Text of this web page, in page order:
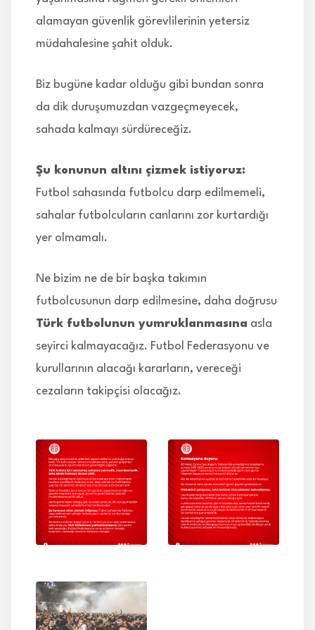
alamayan güvenlik görevlilerinin yetersiz
müdahalesine şahit olduk.
Biz bugüne kadar olduğu gibi bundan sonra
da dik duruşumuzdan vazgeçmeyecek,
sahada kalmayı sürdüreceğiz.
Şu konunun altını çizmek istiyoruz:
Futbol sahasında futbolcu darp edilmemeli,
sahalar futbolcuların canlarını zor kurtardığı
yer olmamalı.
Ne bizim ne de bir başka takımın
futbolcusunun darp edilmesine, daha doğrusu
Türk futbolunun yumruklanmasına asla
seyirci kalmayacağız. Futbol Federasyonu ve
kurullarının alacağı kararların, vereceği
cezaların takipçisi olacağız.